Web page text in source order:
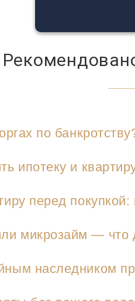
по
ипотеку и
перед
микрозайм — что
наследником